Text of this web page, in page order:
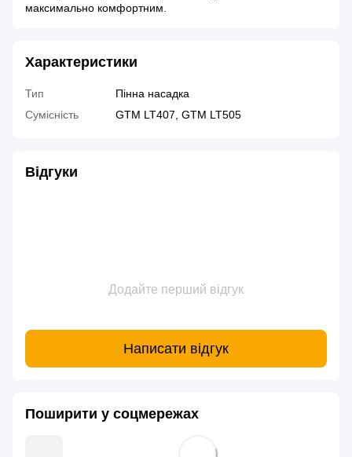
максимально комфортним.
Характеристики
Тип
Пінна насадка
Сумісність
GTM LT407, GTM LT505
Відгуки
Додайте перший відгук
Написати відгук
Поширити у соцмережах